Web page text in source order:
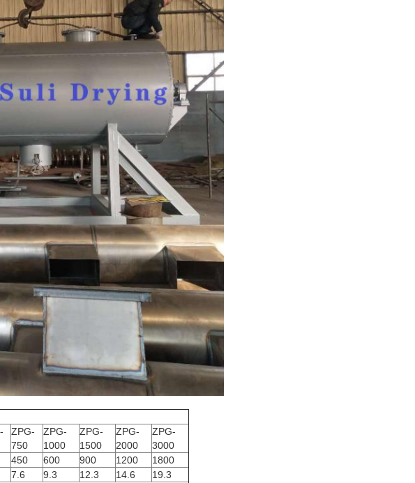
ZPG-
750
ZPG-
1000
ZPG-
1500
ZPG-
2000
ZPG-
3000
450 600 900 1200
1800
7.6 9.3 12.3 14.6
19.3